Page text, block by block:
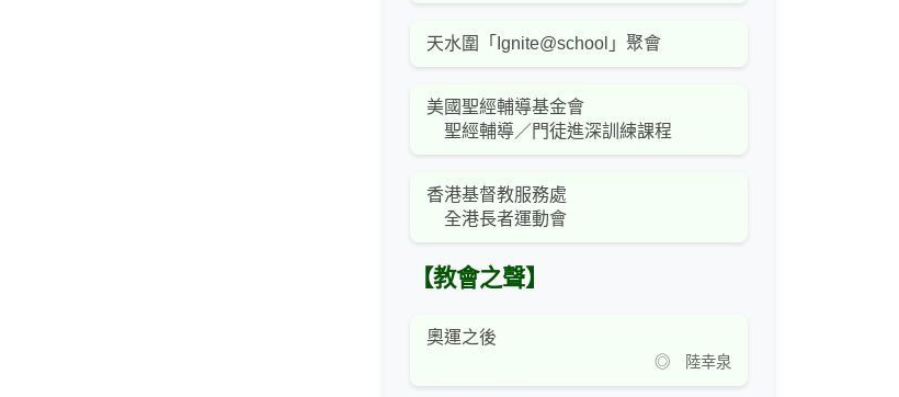
天水圍「Ignite@school」聚會
美國聖經輔導基金會
聖經輔導／門徒進深訓練課程
香港基督教服務處
全港長者運動會
【教會之聲】
奧運之後
◎ 陸幸泉